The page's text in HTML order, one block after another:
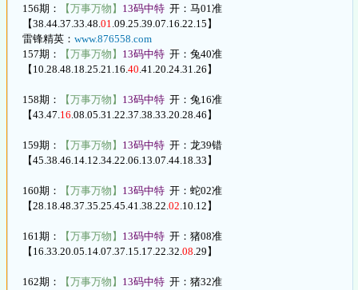
156期： 【万事万物】 13码中特 开：马01准
【38.44.37.33.48.01.09.25.39.07.16.22.15】
雷锋精英： www.876558.com
157期：
【万事万物】 13码中特 开：兔40准
【10.28.48.18.25.21.16.40.41.20.24.31.26】
158期： 【万事万物】 13码中特 开：兔16准
【43.47.16.08.05.31.22.37.38.33.20.28.46】
159期： 【万事万物】 13码中特 开：龙39错
【45.38.46.14.12.34.22.06.13.07.44.18.33】
160期： 【万事万物】 13码中特 开：蛇02准
【28.18.48.37.35.25.45.41.38.22.02.10.12】
161期： 【万事万物】 13码中特 开：猪08准
【16.33.20.05.14.07.37.15.17.22.32.08.29】
162期： 【万事万物】 13码中特 开：猪32准